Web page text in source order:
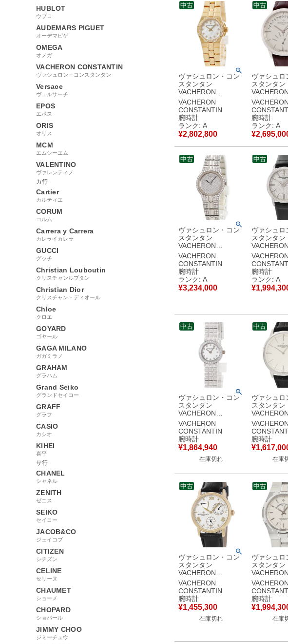
HUBLOT
ウブロ
AUDEMARS PIGUET
オーデマピゲ
OMEGA
オメガ
VACHERON CONSTANTIN
ヴァシュロン・コンスタンタン
Versace
ヴェルサーチ
EPOS
エポス
ORIS
オリス
MCM
エムシーエム
VALENTINO
ヴァレンティノ
カ行
Cartier
カルティエ
CORUM
コルム
Carrera y Carrera
カレライカレラ
GUCCI
グッチ
Christian Louboutin
クリスチャンルブタン
Christian Dior
クリスチャン・ディオール
Chloe
クロエ
GOYARD
ゴヤール
GAGA MILANO
ガガミラノ
GRAHAM
グラハム
Grand Seiko
グランドセイコー
GRAFF
グラフ
CASIO
カシオ
KIHEI
喜平
サ行
CHANEL
シャネル
ZENITH
ゼニス
SEIKO
セイコー
JACOB&CO
ジェイコブ
CITIZEN
シチズン
CELINE
セリーヌ
CHAUMET
ショーメ
CHOPARD
ショパール
JIMMY CHOO
ジミーチュウ
ヴァシュロン・コン
スタンタン
VACHERON
CONSTANTIN オー
ヴァーシーズ
16550/423J-8885
K18YG無垢 純正ダイ
ヤ シェル レディース
腕時計クオーツ ホワ
イト 【中古】中古美
品
VACHERON
CONSTANTIN
腕時計
ランク: A
¥2,802,800
中古
ヴァシュロ
スタンタン
VACHERON
リモニー レ
ード デイデ
86020/
K18WG無
腕時計自動
バー 【中
品
VACHERON
腕時計
ランク: A
¥
中古
ヴァシュロン・コン
スタンタン
VACHERON
CONSTANTIN フィ
ディアス
16515/985G-0916
K18WG無垢 純正ダ
イヤ パヴェ レディー
ス 腕時計クオーツ シ
VACHERON
CONSTANTIN
腕時計
ランク: A
¥3,234,000
中古
ヴァシュロ
スタンタン
VACHERON
リモニー
25559/
K18WG無
イヤ メンズ
ス 腕時計ク
VACHERON
腕時計
ランク: A
¥
中古
ヴァシュロン・コン
スタンタン
VACHERON
CONSTANTIN ソブ
リン 25630/332G
K18WG無垢 純正ダ
イヤ シルバー レディ
ース 腕時計クオーツ
シルバー 【中古】中
VACHERON
CONSTANTIN
腕時計
¥1,864,940
在庫切れ
中古
ヴァシュロ
スタンタン
VACHERON
リモニー マ
ワインディ
81180/
K18WG無垢 メン
腕時計手巻
VACHERON
腕時計
¥
在庫
中古
ヴァシュロン・コン
スタンタン
VACHERON
CONSTANTIN パト
リモニー パワーリザ
ーブ 47200/000J
K18YG無垢 スモール
セコンド メンズ 腕時
計自動巻き シルバー
VACHERON
CONSTANTIN
腕時計
¥1,455,300
在庫切れ
中古
ヴァシュロ
スタンタン
VACHERON
ヴァーシー
サイズ
デイト トリ
ンズ 腕時計
シルバー 【
VACHERON
腕時計
¥
在庫
中古